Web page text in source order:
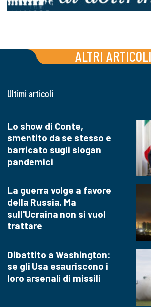
ALTRI ARTICOLI
Ultimi articoli
Lo show di Conte,
smentito da se stesso e
barricato sugli slogan
pandemici
La guerra volge a favore
della Russia. Ma
sull'Ucraina non si vuol
trattare
Dibattito a Washington:
se gli Usa esauriscono i
loro arsenali di missili